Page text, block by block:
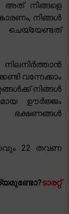
അത് നിങ്ങളെ
നിങ്ങൾ
വന്നേക്കാം
നിങ്ങൾ
ഊർജ്ജം
ഭക്ഷണങ്ങൾ
22 തവണ
ടാരറ്റ്